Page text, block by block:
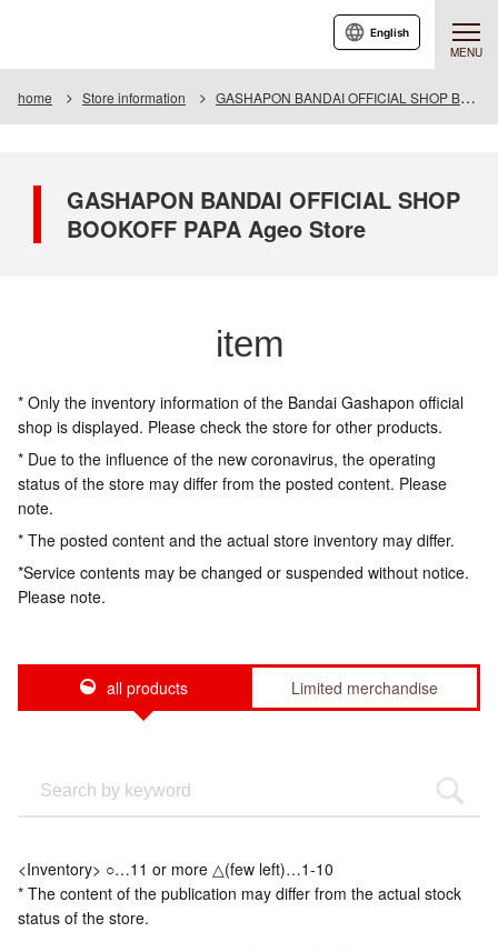
MENU
English
home Store information GASHAPON BANDAI OFFICIAL SHOP BOOKOFF PAPA Ageo Store
GASHAPON BANDAI OFFICIAL SHOP
BOOKOFF PAPA Ageo Store
item
* Only the inventory information of the Bandai Gashapon official
shop is displayed. Please check the store for other products.
* Due to the influence of the new coronavirus, the operating
status of the store may differ from the posted content. Please
note.
* The posted content and the actual store inventory may differ.
*Service contents may be changed or suspended without notice.
Please note.
all products Limited merchandise
<Inventory> ○…11 or more △(few left)…1-10
* The content of the publication may differ from the actual stock
status of the store.